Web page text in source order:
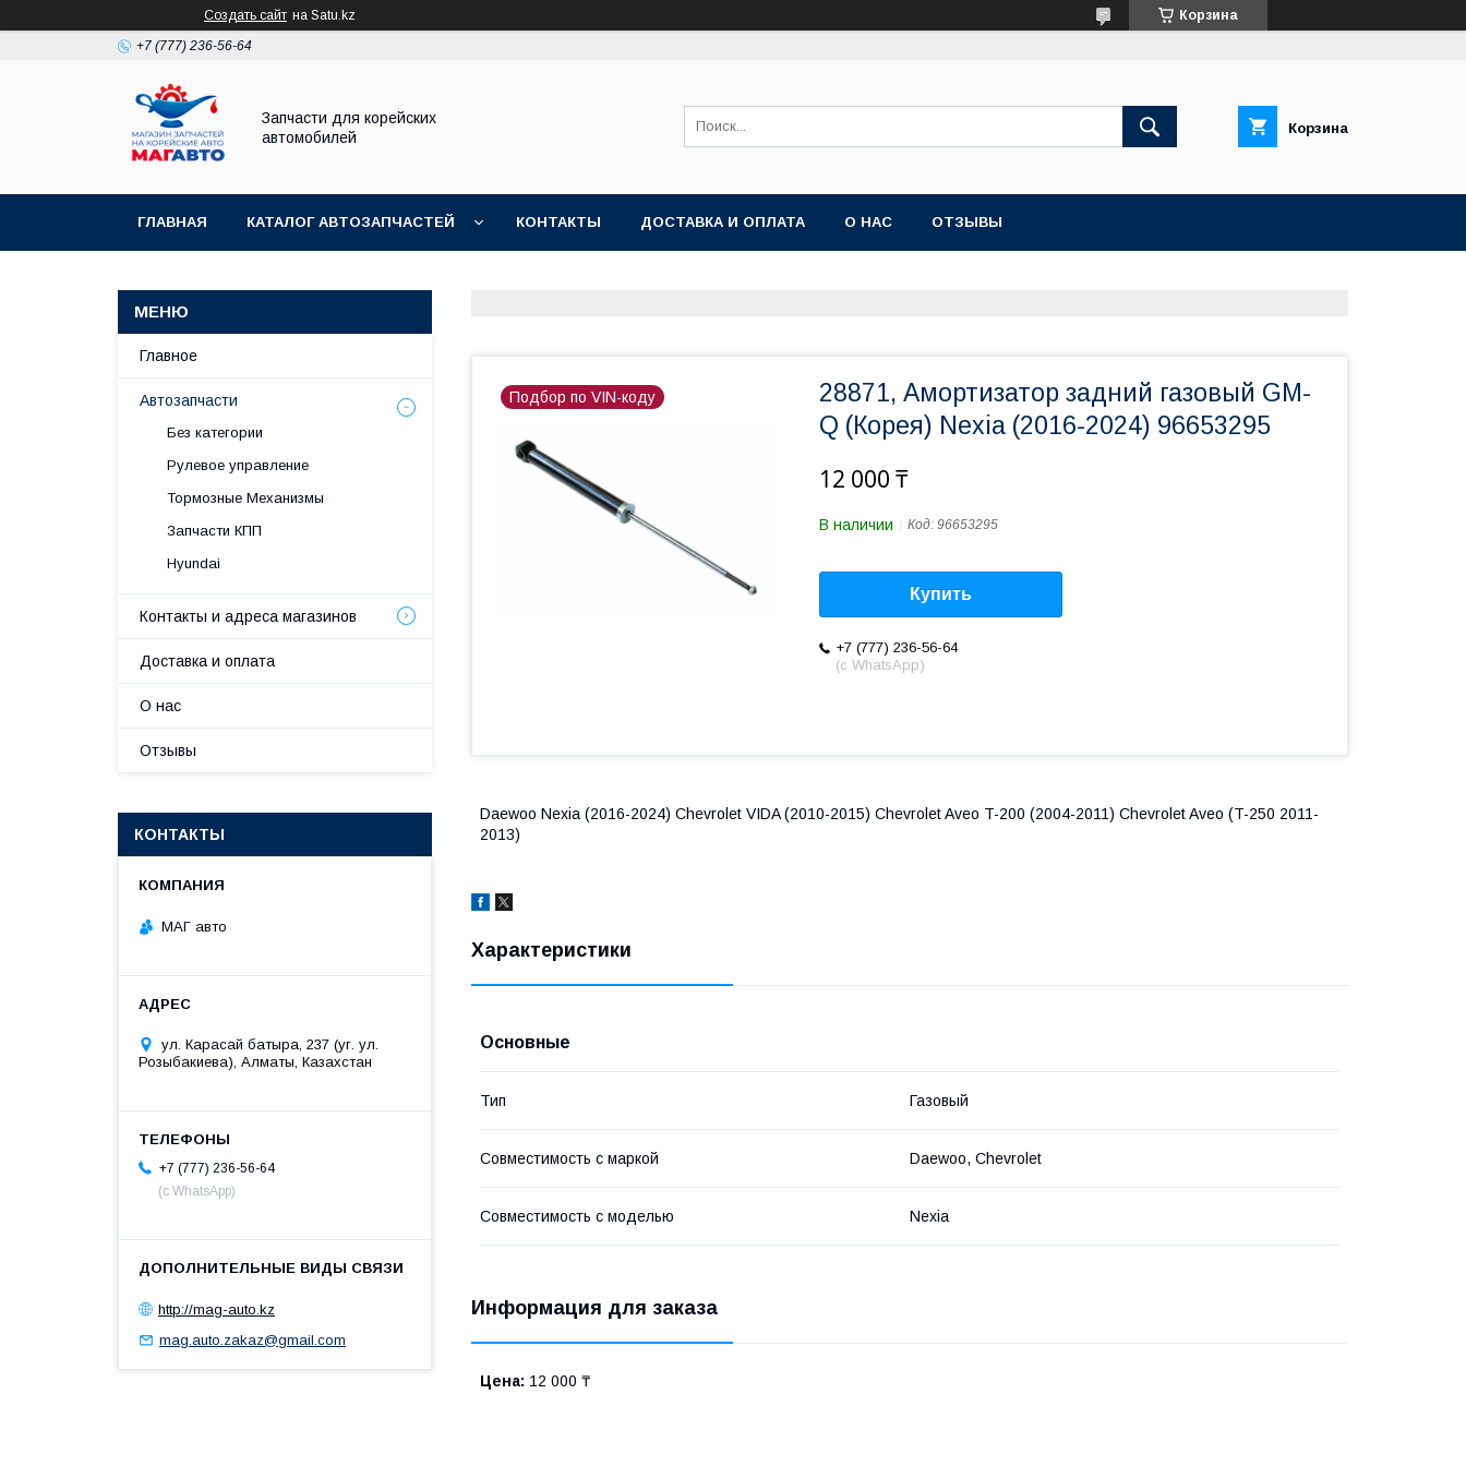
Создать сайт на Satu.kz Корзина
+7 (777) 236-56-64
Запчасти для корейских
автомобилей
Корзина
ГЛАВНАЯ КАТАЛОГ АВТОЗАПЧАСТЕЙ КОНТАКТЫ ДОСТАВКА И ОПЛАТА О НАС ОТЗЫВЫ
Подбор по VIN-коду
28871, Амортизатор задний газовый GM-
Q (Корея) Nexia (2016-2024) 96653295
12 000 ₸
В наличии Код: 96653295
Купить
+7 (777) 236-56-64
(с WhatsApp)
Daewoo Nexia (2016-2024) Chevrolet VIDA (2010-2015) Chevrolet Aveo T-200 (2004-2011) Chevrolet Aveo (T-250 2011-
2013)
Характеристики
Основные
Тип Газовый
Совместимость с маркой Daewoo, Chevrolet
Совместимость с моделью Nexia
Информация для заказа
Цена: 12 000 ₸
Главное
Автозапчасти
Без категории
Рулевое управление
Тормозные Механизмы
Запчасти КПП
Hyundai
Контакты и адреса магазинов
Доставка и оплата
О нас
Отзывы
КОНТАКТЫ
МАГ авто
ул. Карасай батыра, 237 (уг. ул.
Розыбакиева), Алматы, Казахстан
+7 (777) 236-56-64
(с WhatsApp)
http://mag-auto.kz
mag.auto.zakaz@gmail.com